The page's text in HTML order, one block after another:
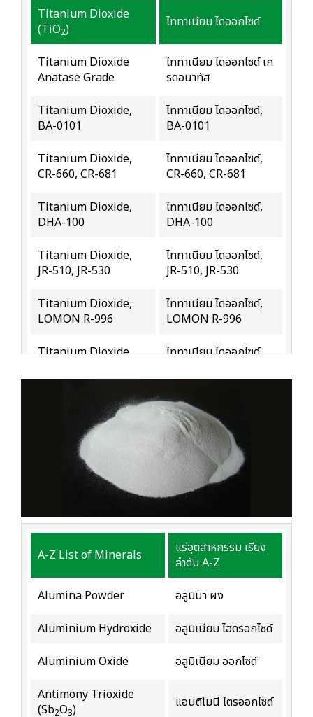
Titanium Dioxide
(TiO2) ไททาเนียม ไดออกไซด์
Titanium Dioxide
Anatase Grade
ไททาเนียม ไดออกไซด์ เก
รดอนาทัส
Titanium Dioxide,
BA-0101
ไททาเนียม ไดออกไซด์,
BA-0101
Titanium Dioxide,
CR-660, CR-681
ไททาเนียม ไดออกไซด์,
CR-660, CR-681
Titanium Dioxide,
DHA-100
ไททาเนียม ไดออกไซด์,
DHA-100
Titanium Dioxide,
JR-510, JR-530
ไททาเนียม ไดออกไซด์,
JR-510, JR-530
Titanium Dioxide,
LOMON R-996
ไททาเนียม ไดออกไซด์,
LOMON R-996
Titanium Dioxide
ไททาเนียม ไดออกไซด์
Titanium Dioxide,
R101, R103, R350,
ไททาเนียม ไดออกไซด์,
R101, R103, R350,
R706
Titanium Dioxide,
R900, R902+, R960
ไททาเนียม ไดออกไซด์,
R900, R902+, R960
R215, R216, 218,
R215, R216, R218,
R895
Titanium Dioxide,
R595, R596
ไททาเนียม ไดออกไซด์,
R595, R596
Titanium Dioxide,
R826, R828, R834
ไททาเนียม ไดออกไซด์,
R826, R828, R834
Specialty Grade
ไททาเนียม ไดออกไซด์
A-Z List of Minerals
แร่อุตสาหกรรม เรียง
ลำดับ A-Z
Alumina Powder
อลูมินา ผง
Aluminium Hydroxide
อลูมิเนียม ไฮดรอกไซด์
Aluminium Oxide
อลูมิเนียม ออกไซด์
Antimony Trioxide
(Sb2O3) แอนติโมนี ไตรออกไซด์